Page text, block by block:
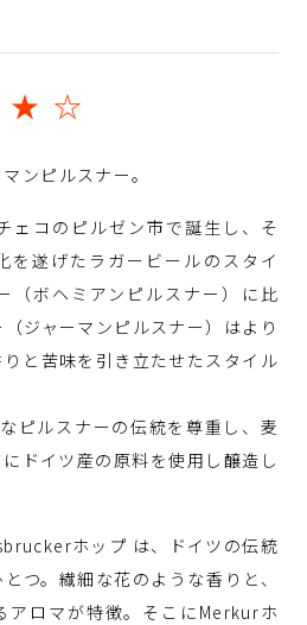
ンピルスナー。
ェコのピルゼン市で誕生し、そ
を遂げたラガービールのスタイ
（ボヘミアンピルスナー）に比
ジャーマンピルスナー）はより
と苦味を引き立たせたスタイル
なピルスナーの伝統を尊重し、麦
ドイツ産の原料を使用し醸造し
ホップ は、ドイツの伝統
つ。繊細な花のような香りと、
アロマが特徴。そこにMerkurホ